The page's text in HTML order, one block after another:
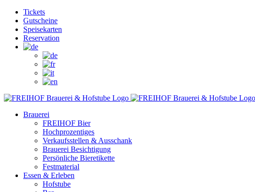
Zum
Inhalt
springen
Facebook
Instagram
YouTubeTickets
Gutscheine
Speisekarten
Reservation
Brauerei
FREIHOF Bier
Hochprozentiges
Verkaufsstellen & Ausschank
Brauerei Besichtigung
Persönliche Bieretikette
Festmaterial
Essen & Erleben
Hofstube